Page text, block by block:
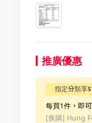
推廣優惠
指定分類享
每買1件，即
[换購] Hung